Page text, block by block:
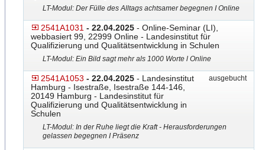
LT-Modul: Der Fülle des Alltags achtsamer begegnen I Online
2541A1031 - 22.04.2025 - Online-Seminar (LI),
webbasiert 99, 22999 Online - Landesinstitut für
Qualifizierung und Qualitätsentwicklung in Schulen
LT-Modul: Ein Bild sagt mehr als 1000 Worte l Online
2541A1053 - 22.04.2025 - Landesinstitut
Hamburg - Isestraße, Isestraße 144-146,
20149 Hamburg - Landesinstitut für
Qualifizierung und Qualitätsentwicklung in
Schulen
ausgebucht
LT-Modul: In der Ruhe liegt die Kraft - Herausforderungen
gelassen begegnen I Präsenz